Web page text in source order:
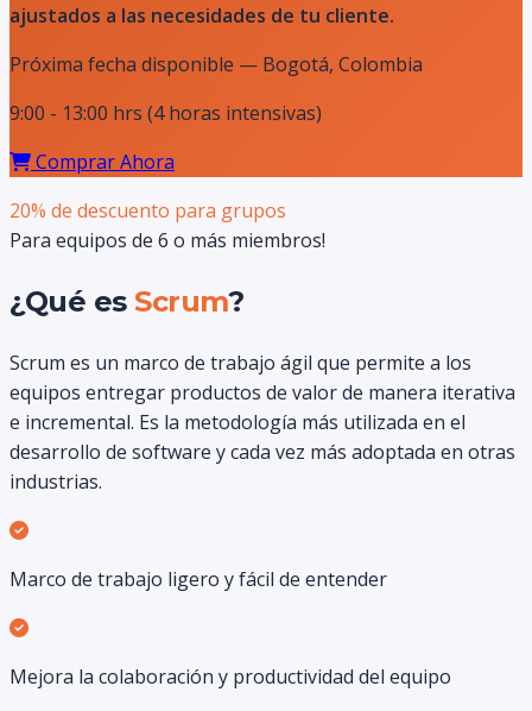
ajustados a las necesidades de tu cliente.
Próxima fecha disponible — Bogotá, Colombia
9:00 - 13:00 hrs (4 horas intensivas)
Comprar Ahora
20% de descuento para grupos
Para equipos de 6 o más miembros!
¿Qué es Scrum?
Scrum es un marco de trabajo ágil que permite a los
equipos entregar productos de valor de manera iterativa
e incremental. Es la metodología más utilizada en el
desarrollo de software y cada vez más adoptada en otras
industrias.
Marco de trabajo ligero y fácil de entender
Mejora la colaboración y productividad del equipo